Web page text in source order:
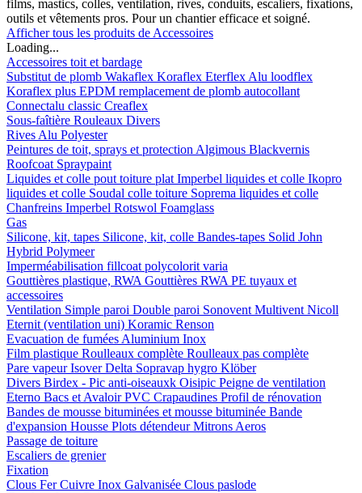
films, mastics, colles, ventilation, rives, conduits, escaliers, fixations,
outils et vêtements pros. Pour un chantier efficace et soigné.
Afficher tous les produits de Accessoires
Loading...
Accessoires toit et bardage
Substitut de plomb Wakaflex Koraflex Eterflex Alu loodflex
Koraflex plus EPDM remplacement de plomb autocollant
Connectalu classic Creaflex
Sous-faîtière Rouleaux Divers
Rives Alu Polyester
Peintures de toit, sprays et protection Algimous Blackvernis
Roofcoat Spraypaint
Liquides et colle pout toiture plat Imperbel liquides et colle Ikopro
liquides et colle Soudal colle toiture Soprema liquides et colle
Chanfreins Imperbel Rotswol Foamglass
Gas
Silicone, kit, tapes Silicone, kit, colle Bandes-tapes Solid John
Hybrid Polymeer
Imperméabilisation fillcoat polycolorit varia
Gouttières plastique, RWA Gouttières RWA PE tuyaux et
accessoires
Ventilation Simple paroi Double paroi Sonovent Multivent Nicoll
Eternit (ventilation uni) Koramic Renson
Evacuation de fumées Aluminium Inox
Film plastique Roulleaux complète Roulleaux pas complète
Pare vapeurIsoverDelta Sopravap hygro Klöber
Divers Birdex - Pic anti-oiseauxk Oisipic Peigne de ventilation
Eterno Bacs et Avaloir PVC Crapaudines Profil de rénovation
Bandes de mousse bituminées et mousse bituminée Bande
d'expansion Housse Plots détendeurMitrons Aeros
Passage de toiture
Escaliers de grenier
Fixation
Clous FerCuivre Inox Galvanisée Clous paslode